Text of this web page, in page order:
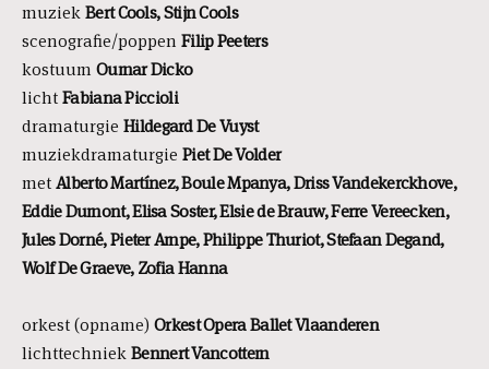
muziekBert Cools, Stijn Cools
scenografie/poppen Filip Peeters
kostuum Oumar Dicko
lichtFabiana Piccioli
dramaturgie Hildegard De Vuyst
muziekdramaturgie Piet De Volder
metAlberto Martínez, Boule Mpanya, Driss Vandekerckhove,
Eddie Dumont, Elisa Soster, Elsie de Brauw, Ferre Vereecken,
Jules Dorné, Pieter Ampe, Philippe Thuriot, Stefaan Degand,
Wolf De Graeve, Zofia Hanna
orkest (opname) Orkest Opera Ballet Vlaanderen
lichttechniekBennert Vancottem